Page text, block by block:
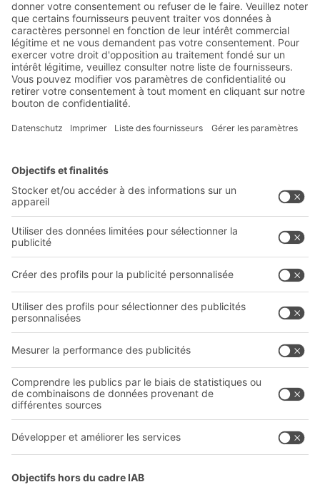
la logistique
Réductions exclusives
Innovations
S'inscrire à la newsletter
Solutions intralogistiques
Bacs en matière plastique
Systèmes de rayonnages
Systèmes de transport interne
Formulaire de contact
Entreprise
Qui sommes-nous ?
Sites internationaux
Sites de production
Follow us
ABIT O
YOUR LIFE.